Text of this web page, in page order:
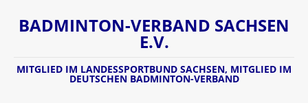
BADMINTON-VERBAND SACHSEN
E.V.
MITGLIED IM LANDESSPORTBUND SACHSEN, MITGLIED IM
DEUTSCHEN BADMINTON-VERBAND